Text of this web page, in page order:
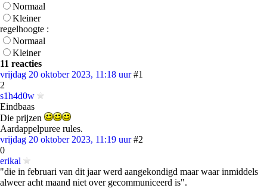
Normaal
Kleiner
regelhoogte :
Normaal
Kleiner
11 reacties
vrijdag 20 oktober 2023, 11:18 uur #1
2
s1h4d0w
Eindbaas
Die prijzen
Aardappelpuree rules.
vrijdag 20 oktober 2023, 11:19 uur #2
0
erikal
"die in februari van dit jaar werd aangekondigd maar waar inmiddels
alweer acht maand niet over gecommuniceerd is".